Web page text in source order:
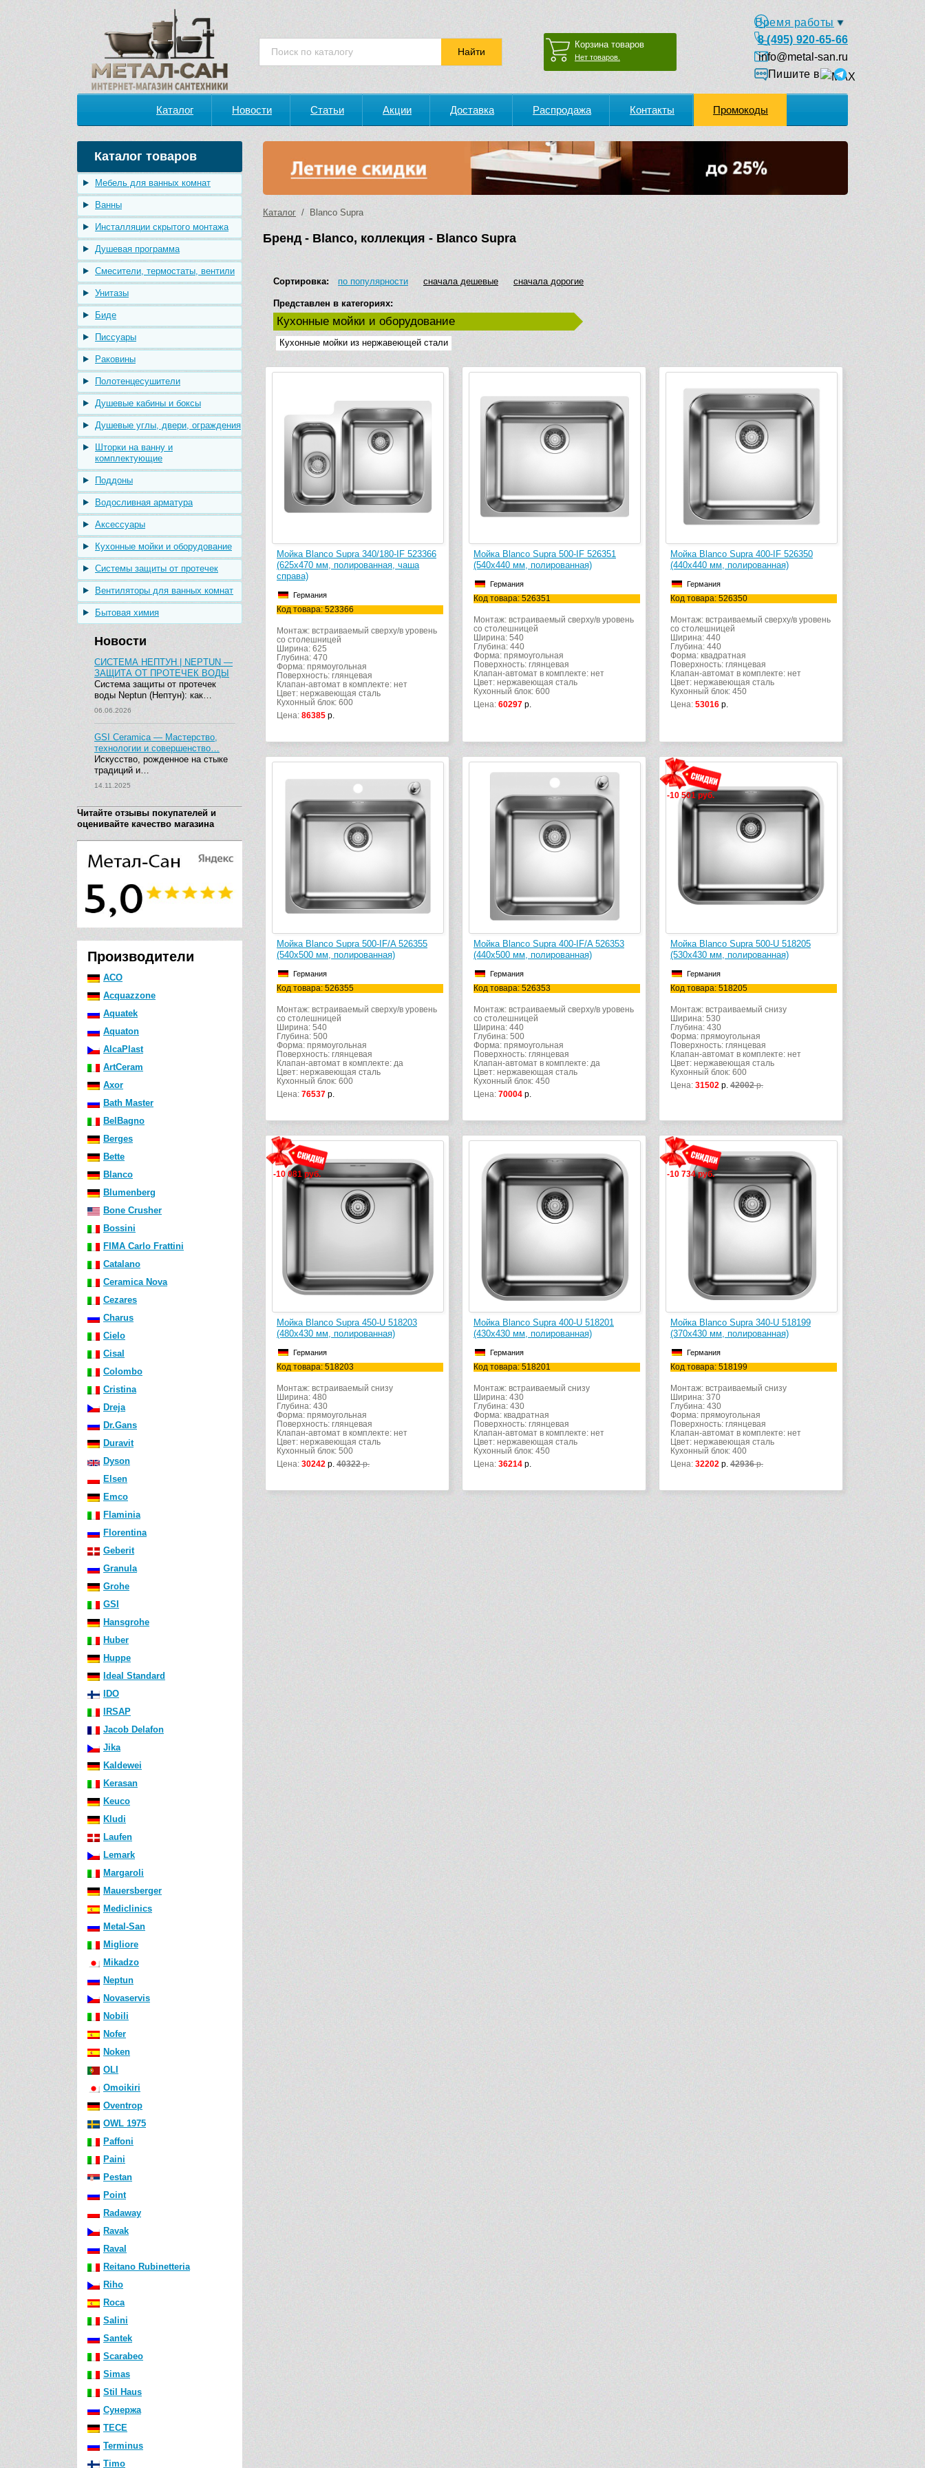
Корзина товаров
Нет товаров.
Время работы
8 (495) 920-65-66
info@metal-san.ru
Пишите в
Каталог Новости Статьи Акции Доставка Распродажа Контакты Промокоды
Каталог товаров
Мебель для ванных комнат
Ванны
Инсталляции скрытого монтажа
Душевая программа
Смесители, термостаты, вентили
Унитазы
Биде
Писсуары
Раковины
Полотенцесушители
Душевые кабины и боксы
Душевые углы, двери, ограждения
Шторки на ванну и
комплектующие
Поддоны
Водосливная арматура
Аксессуары
Кухонные мойки и оборудование
Системы защиты от протечек
Вентиляторы для ванных комнат
Бытовая химия
Новости
СИСТЕМА НЕПТУН | NEPTUN —
ЗАЩИТА ОТ ПРОТЕЧЕК ВОДЫ
Система защиты от протечек
воды Neptun (Нептун): как…
06.06.2026
GSI Ceramica — Мастерство,
технологии и совершенство…
Искусство, рожденное на стыке
традиций и…
14.11.2025
Читайте отзывы покупателей и
оценивайте качество магазина
Производители
ACO
Acquazzone
Aquatek
Aquaton
AlcaPlast
ArtCeram
Axor
Bath Master
BelBagno
Berges
Bette
Blanco
Blumenberg
Bone Crusher
Bossini
FIMA Carlo Frattini
Catalano
Ceramica Nova
Cezares
Charus
Cielo
Cisal
Colombo
Cristina
Dreja
Dr.Gans
Duravit
Dyson
Elsen
Emco
Flaminia
Florentina
Geberit
Granula
Grohe
GSI
Hansgrohe
Huber
Huppe
Ideal Standard
IDO
IRSAP
Jacob Delafon
Jika
Kaldewei
Kerasan
Keuco
Kludi
Laufen
Lemark
Margaroli
Mauersberger
Mediclinics
Metal-San
Migliore
Mikadzo
Neptun
Novaservis
Nobili
Nofer
Noken
OLI
Omoikiri
Oventrop
OWL 1975
Paffoni
Paini
Pestan
Point
Radaway
Ravak
Raval
Reitano Rubinetteria
Riho
Roca
Salini
Santek
Scarabeo
Simas
Stil Haus
Сунержа
TECE
Terminus
Timo
Каталог / Blanco Supra
Бренд - Blanco, коллекция - Blanco Supra
Сортировка: по популярности сначала дешевые сначала дорогие
Представлен в категориях:
Кухонные мойки и оборудование
Кухонные мойки из нержавеющей стали
Мойка Blanco Supra 340/180-IF 523366
(625х470 мм, полированная, чаша
справа)
Германия
Код товара: 523366
Монтаж: встраиваемый сверху/в уровень
со столешницей
Ширина: 625
Глубина: 470
Форма: прямоугольная
Поверхность: глянцевая
Клапан-автомат в комплекте: нет
Цвет: нержавеющая сталь
Кухонный блок: 600
Цена: 86385 р.
Мойка Blanco Supra 500-IF 526351
(540х440 мм, полированная)
Германия
Код товара: 526351
Монтаж: встраиваемый сверху/в уровень
со столешницей
Ширина: 540
Глубина: 440
Форма: прямоугольная
Поверхность: глянцевая
Клапан-автомат в комплекте: нет
Цвет: нержавеющая сталь
Кухонный блок: 600
Цена: 60297 р.
Мойка Blanco Supra 400-IF 526350
(440х440 мм, полированная)
Германия
Код товара: 526350
Монтаж: встраиваемый сверху/в уровень
со столешницей
Ширина: 440
Глубина: 440
Форма: квадратная
Поверхность: глянцевая
Клапан-автомат в комплекте: нет
Цвет: нержавеющая сталь
Кухонный блок: 450
Цена: 53016 р.
Мойка Blanco Supra 500-IF/A 526355
(540х500 мм, полированная)
Германия
Код товара: 526355
Монтаж: встраиваемый сверху/в уровень
со столешницей
Ширина: 540
Глубина: 500
Форма: прямоугольная
Поверхность: глянцевая
Клапан-автомат в комплекте: да
Цвет: нержавеющая сталь
Кухонный блок: 600
Цена: 76537 р.
Мойка Blanco Supra 400-IF/A 526353
(440х500 мм, полированная)
Германия
Код товара: 526353
Монтаж: встраиваемый сверху/в уровень
со столешницей
Ширина: 440
Глубина: 500
Форма: прямоугольная
Поверхность: глянцевая
Клапан-автомат в комплекте: да
Цвет: нержавеющая сталь
Кухонный блок: 450
Цена: 70004 р.
-10 501 руб.
Мойка Blanco Supra 500-U 518205
(530х430 мм, полированная)
Германия
Код товара: 518205
Монтаж: встраиваемый снизу
Ширина: 530
Глубина: 430
Форма: прямоугольная
Поверхность: глянцевая
Клапан-автомат в комплекте: нет
Цвет: нержавеющая сталь
Кухонный блок: 600
Цена: 31502 р. 42002р.
-10 081 руб.
Мойка Blanco Supra 450-U 518203
(480х430 мм, полированная)
Германия
Код товара: 518203
Монтаж: встраиваемый снизу
Ширина: 480
Глубина: 430
Форма: прямоугольная
Поверхность: глянцевая
Клапан-автомат в комплекте: нет
Цвет: нержавеющая сталь
Кухонный блок: 500
Цена: 30242 р. 40322р.
Мойка Blanco Supra 400-U 518201
(430х430 мм, полированная)
Германия
Код товара: 518201
Монтаж: встраиваемый снизу
Ширина: 430
Глубина: 430
Форма: квадратная
Поверхность: глянцевая
Клапан-автомат в комплекте: нет
Цвет: нержавеющая сталь
Кухонный блок: 450
Цена: 36214 р.
-10 734 руб.
Мойка Blanco Supra 340-U 518199
(370х430 мм, полированная)
Германия
Код товара: 518199
Монтаж: встраиваемый снизу
Ширина: 370
Глубина: 430
Форма: прямоугольная
Поверхность: глянцевая
Клапан-автомат в комплекте: нет
Цвет: нержавеющая сталь
Кухонный блок: 400
Цена: 32202 р. 42936р.